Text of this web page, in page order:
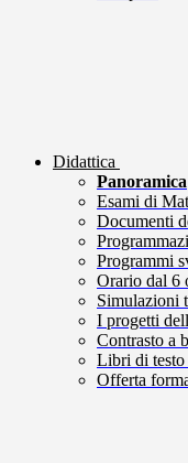
Didattica
Panoramica
Esami di
Documenti
Programmi
Orario dal 6
Simulazioni
I progetti
Contrasto a
Libri di
Offerta